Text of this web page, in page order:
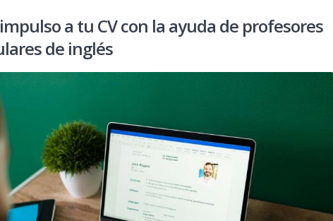
a tu CV con la ayuda de profesores
de inglés